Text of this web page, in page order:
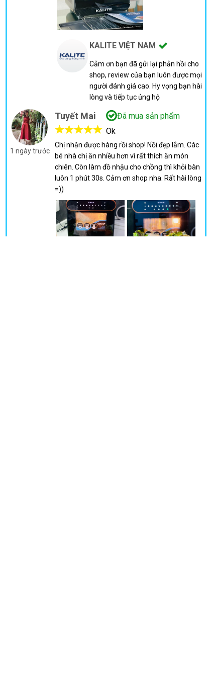
Tuyết Mai
Đã mua sản phẩm
Ok
1 ngày trước
Chị nhận được hàng rồi shop! Nồi đẹp lắm. Các
bé nhà chị ăn nhiều hơn vì rất thích ăn món
chiên. Còn làm đồ nhậu cho chồng thì khỏi bàn
luôn 1 phút 30s. Cảm ơn shop nha. Rất hài lòng
=))
KALITE VIỆT NAM
Cảm ơn bạn đã gửi lại phản hồi cho
shop, review của bạn luôn được mọi
người đánh giá cao. Hy vọng bạn hài
lòng và tiếp tục ủng hộ